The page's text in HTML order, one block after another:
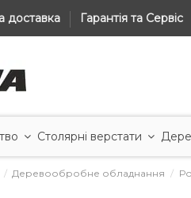
доставка Гарантія та Сервіс
Столярні верстати
Деревообробне обладнання